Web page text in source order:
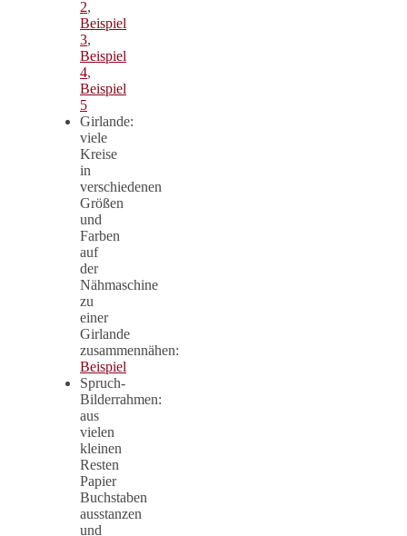
2,
Beispiel
3,
Beispiel
4,
Beispiel
5
Girlande:
viele
Kreise
in
verschiedenen
Größen
und
Farben
auf
der
Nähmaschine
zu
einer
Girlande
zusammennähen:
Beispiel
Spruch-
Bilderrahmen:
aus
vielen
kleinen
Resten
Papier
Buchstaben
ausstanzen
und